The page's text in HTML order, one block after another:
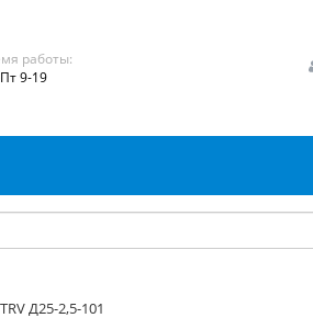
работы:
9-19
Д25-2,5-101